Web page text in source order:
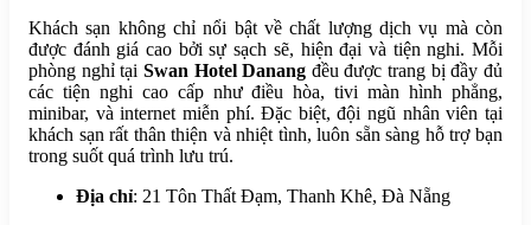
Khách sạn không chỉ nổi bật về chất lượng dịch vụ mà còn
được đánh giá cao bởi sự sạch sẽ, hiện đại và tiện nghi. Mỗi
phòng nghỉ tại Swan Hotel Danang đều được trang bị đầy đủ
các tiện nghi cao cấp như điều hòa, tivi màn hình phẳng,
minibar, và internet miễn phí. Đặc biệt, đội ngũ nhân viên tại
khách sạn rất thân thiện và nhiệt tình, luôn sẵn sàng hỗ trợ bạn
trong suốt quá trình lưu trú.
Địa chỉ: 21 Tôn Thất Đạm, Thanh Khê, Đà Nẵng